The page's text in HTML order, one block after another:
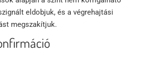
eldobjuk, és a végrehajtási
megszakítjuk.